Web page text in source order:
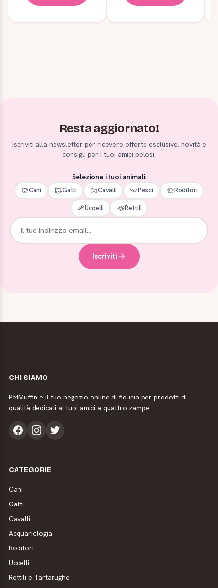
Resta aggiornato!
Iscriviti alla newsletter per ricevere offerte esclusive, novità e
consigli per i tuoi amici pelosi.
Seleziona i tuoi animali:
Cani Gatti Cavalli Pesci Roditori
Uccelli Rettili
Iscriviti
CHI SIAMO
PetMuffin è il tuo negozio online di fiducia per prodotti di
qualità dedicati ai tuoi amici a quattro zampe.
CATEGORIE
Cani
Gatti
Cavalli
Acquariologia
Roditori
Uccelli
Rettili e Tartarughe